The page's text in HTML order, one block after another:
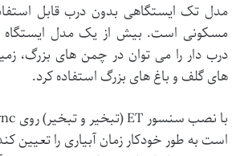
مدل تک ایستگاهی بدون درب قابل
درب دار را می توان در چمن های بزرگ،
های گلف و باغ های بزرگ استفاده کرد.
است به طور خودکار زمان آبیاری را تعیین